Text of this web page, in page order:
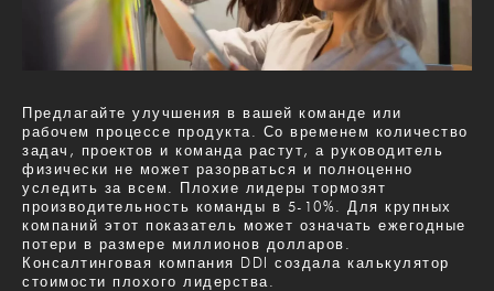
Предлагайте улучшения в вашей команде или
рабочем процессе продукта. Со временем количество
задач, проектов и команда растут, а руководитель
физически не может разорваться и полноценно
уследить за всем. Плохие лидеры тормозят
производительность команды в 5-10%. Для крупных
компаний этот показатель может означать ежегодные
потери в размере миллионов долларов.
Консалтинговая компания DDI создала калькулятор
стоимости плохого лидерства.